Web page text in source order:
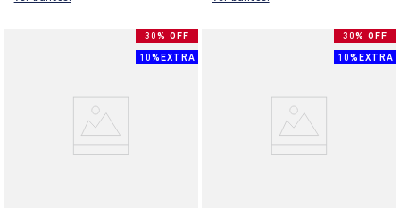
30% OFF
10%EXTRA
30% OFF
10%EXTRA